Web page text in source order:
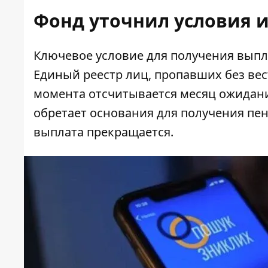
Фонд уточнил условия
Ключевое условие для получения
Единый реестр лиц, пропавших без
момента отсчитывается месяц
обретает основания для получения
выплата прекращается.